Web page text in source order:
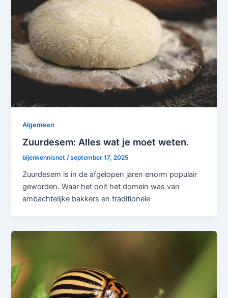
Algemeen
Zuurdesem: Alles wat je moet weten.
bijenkennisnet/september 17, 2025
Zuurdesem is in de afgelopen jaren enorm populair
geworden. Waar het ooit het domein was van
ambachtelijke bakkers en traditionele